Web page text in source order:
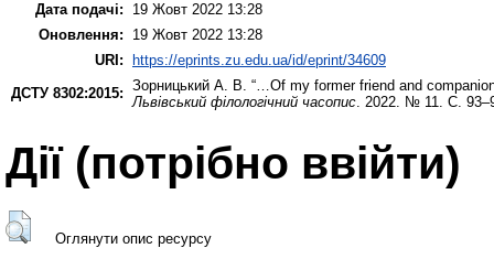
Дата подачі:
19 Жовт 2022 13:28
Оновлення:
19 Жовт 2022 13:28
URI:
https://eprints.zu.edu.ua/id/eprint/34609
ДСТУ 8302:2015: Зорницький А. В. “…Of my former friend and
Львівський філологічний часопис. 2022. № 11. С.
Дії ​​(потрібно ввійти)
Оглянути опис ресурсу